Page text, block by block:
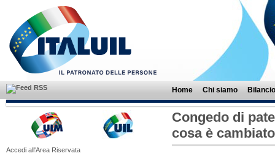
Home Chi siamo
Accedi all'Area Riservata
Congedo di
cosa è